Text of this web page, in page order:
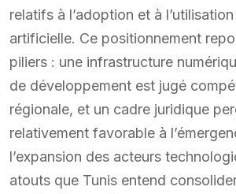
relatifs à l’adoption et à
artificielle. Ce positionnement
piliers : une infrastructure
de développement est jugé
régionale, et un cadre juridique
relativement favorable à
l’expansion des acteurs
atouts que Tunis entend